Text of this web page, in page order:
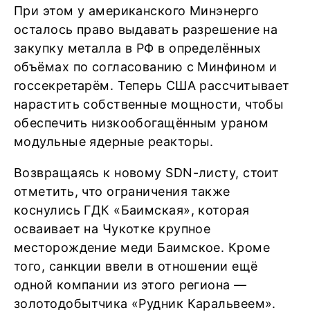
При этом у американского Минэнерго
осталось право выдавать разрешение на
закупку металла в РФ в определённых
объёмах по согласованию с Минфином и
госсекретарём. Теперь США рассчитывает
нарастить собственные мощности, чтобы
обеспечить низкообогащённым ураном
модульные ядерные реакторы.
Возвращаясь к новому SDN-листу, стоит
отметить, что ограничения также
коснулись ГДК «Баимская», которая
осваивает на Чукотке крупное
месторождение меди Баимское. Кроме
того, санкции ввели в отношении ещё
одной компании из этого региона —
золотодобытчика «Рудник Каральвеем».